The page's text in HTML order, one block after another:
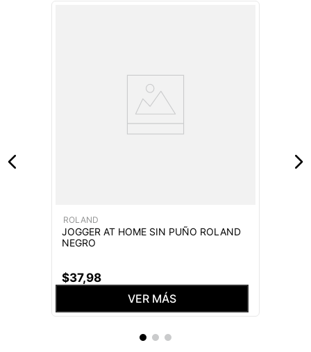
ROLAND
JOGGER AT HOME SIN PUÑO ROLAND
NEGRO
$37,98
VER MÁS